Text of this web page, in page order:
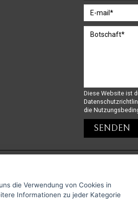
Diese Website ist
die
die Verwendung von Cookies in